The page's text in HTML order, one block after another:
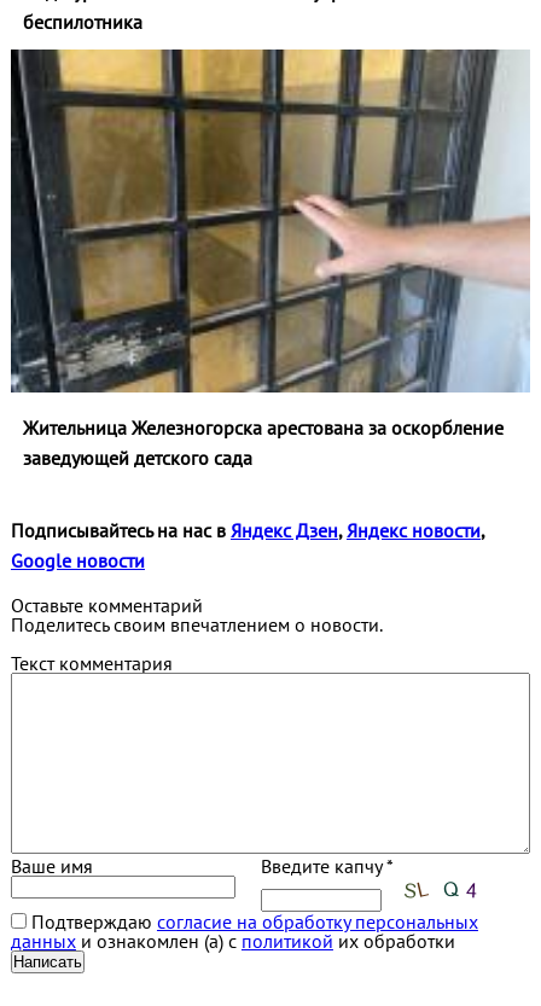
беспилотника
Жительница Железногорска арестована за оскорбление
заведующей детского сада
Подписывайтесь на нас в Яндекс Дзен, Яндекс новости,
Google новости
Оставьте комментарий
Поделитесь своим впечатлением о новости.
Текст комментария
Ваше имя Введите капчу *
Подтверждаю согласие на обработку персональных
данныхи ознакомлен (а) с политикой их обработки